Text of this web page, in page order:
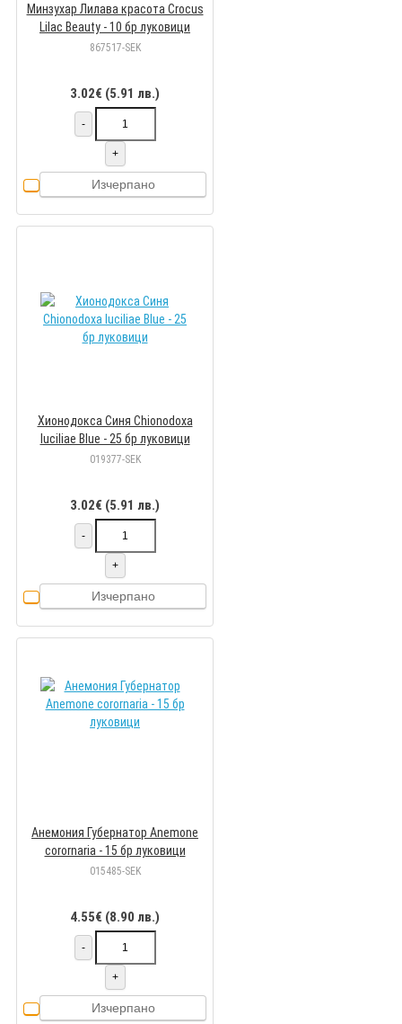
Минзухар Лилава красота Crocus
Lilac Beauty - 10 бр луковици
867517-SEK
3.02€ (5.91 лв.)
-
+
Изчерпано
Хионодокса Синя Chionodoxa
luciliae Blue - 25 бр луковици
019377-SEK
3.02€ (5.91 лв.)
-
+
Изчерпано
Анемония Губернатор Anemone
corornaria - 15 бр луковици
015485-SEK
4.55€ (8.90 лв.)
-
+
Изчерпано